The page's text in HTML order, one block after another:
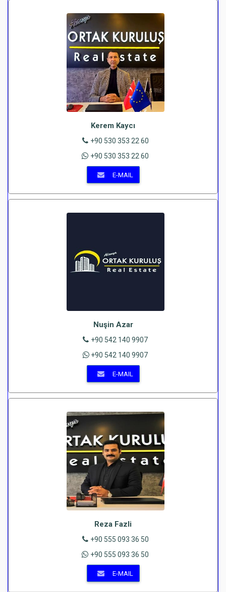
Kerem Kaycı
+90 530 353 22 60
+90 530 353 22 60
E-MAIL
Nuşin Azar
+90 542 140 9907
+90 542 140 9907
E-MAIL
Reza Fazli
+90 555 093 36 50
+90 555 093 36 50
E-MAIL